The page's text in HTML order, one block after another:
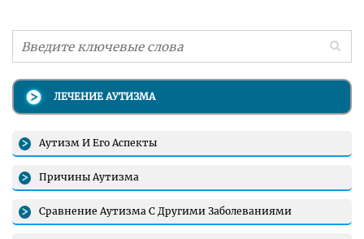
ЛЕЧЕНИЕ АУТИЗМА
Аутизм И Его Аспекты
Причины Аутизма
Сравнение Аутизма С Другими Заболеваниями